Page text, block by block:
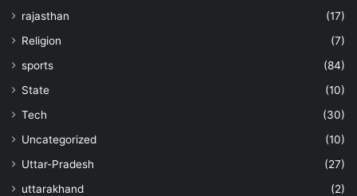
rajasthan
(17)
Religion
(7)
sports
(84)
State
(10)
Tech
(30)
Uncategorized
(10)
Uttar-Pradesh
(27)
uttarakhand
(2)